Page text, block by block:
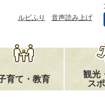
ルビふり 音声読み上げ
育て・教育
観光
ス